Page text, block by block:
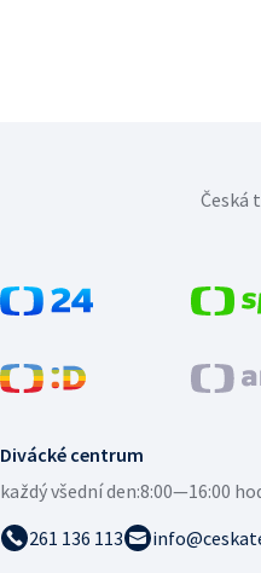
Divácké centrum
každý všední den:8:00—16:00
261 136 113
Česká